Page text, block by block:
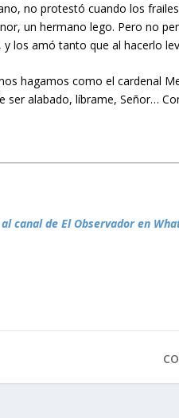
no protestó cuando los
un hermano lego. Pero no
los amó tanto que al hacerlo
hagamos como el cardenal
ser alabado, líbrame, Señor…
canal de El Observador en